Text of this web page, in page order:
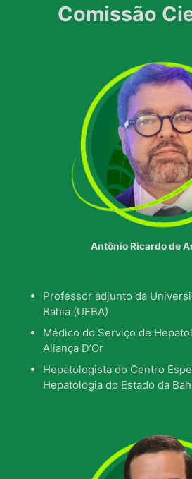
Comissão
Antônio Ricardo de
Professor adjunto da
Bahia (UFBA)
Médico do Serviço de
Aliança D’Or
Hepatologista do Centro
Hepatologia do Estado da